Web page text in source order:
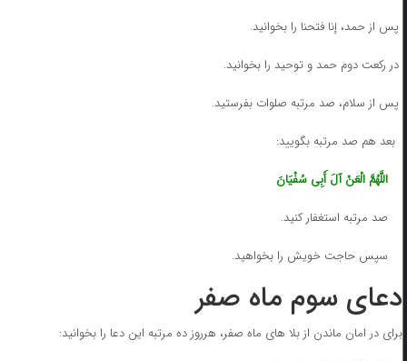
پس از حمد، إنا فتحنا را بخوانید.
در رکعت دوم حمد و توحید را بخوانید.
پس از سلام، صد مرتبه صلوات بفرستید.
بعد هم صد مرتبه بگویید:
اللَّهُمَّ الْعَنْ آلَ أَبِی سُفْیَانَ
صد مرتبه استغفار کنید.
سپس حاجت خویش را بخواهید.
دعای سوم ماه صفر
برای در امان ماندن از بلا های ماه صفر، هرروز ده مرتبه این دعا را بخوانید: